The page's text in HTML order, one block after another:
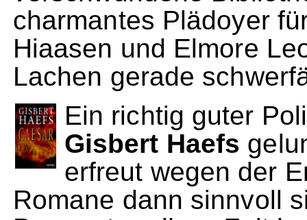
charmantes Plädoyer
Hiaasen und Elmore
Lachen gerade
Ein richtig guter
Gisbert Haefs
erfreut wegen der
Romane dann sinnvoll